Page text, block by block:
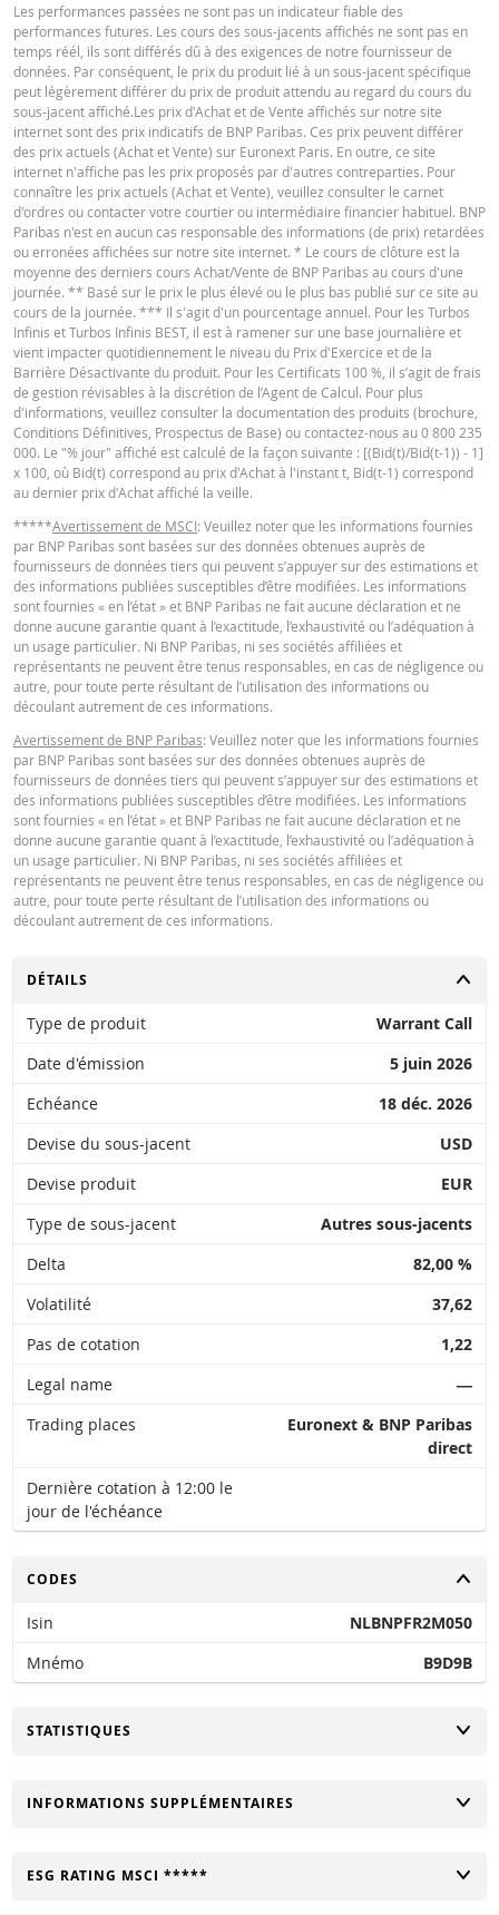
Français (France)
FINAL TERMS
Français (France)
CONDITIONS DÉFINITIVES RÉSUMÉ
Français (France)
KEY INFORMATION DOCUMENTS
Key Information Document (FR)
QUOTES
Latest Product Quotes CSV
Les performances passées ne sont pas un indicateur fiable des
performances futures. Les cours des sous-jacents affichés ne sont pas en
temps réél, ils sont différés dû à des exigences de notre fournisseur de
données. Par conséquent, le prix du produit lié à un sous-jacent spécifique
peut légèrement différer du prix de produit attendu au regard du cours du
sous-jacent affiché.Les prix d'Achat et de Vente affichés sur notre site
internet sont des prix indicatifs de BNP Paribas. Ces prix peuvent différer
des prix actuels (Achat et Vente) sur Euronext Paris. En outre, ce site
internet n'affiche pas les prix proposés par d'autres contreparties. Pour
connaître les prix actuels (Achat et Vente), veuillez consulter le carnet
d'ordres ou contacter votre courtier ou intermédiaire financier habituel. BNP
Paribas n'est en aucun cas responsable des informations (de prix) retardées
ou erronées affichées sur notre site internet. * Le cours de clôture est la
moyenne des derniers cours Achat/Vente de BNP Paribas au cours d'une
journée. ** Basé sur le prix le plus élevé ou le plus bas publié sur ce site au
cours de la journée. *** Il s'agit d'un pourcentage annuel. Pour les Turbos
Infinis et Turbos Infinis BEST, il est à ramener sur une base journalière et
vient impacter quotidiennement le niveau du Prix d'Exercice et de la
Barrière Désactivante du produit. Pour les Certificats 100 %, il s’agit de frais
de gestion révisables à la discrétion de l’Agent de Calcul. Pour plus
d'informations, veuillez consulter la documentation des produits (brochure,
Conditions Définitives, Prospectus de Base) ou contactez-nous au 0 800 235
000. Le "% jour" affiché est calculé de la façon suivante : [(Bid(t)/Bid(t-1)) - 1]
x 100, où Bid(t) correspond au prix d'Achat à l'instant t, Bid(t-1) correspond
au dernier prix d'Achat affiché la veille.
*****Avertissement de MSCI: Veuillez noter que les informations fournies
par BNP Paribas sont basées sur des données obtenues auprès de
fournisseurs de données tiers qui peuvent s’appuyer sur des estimations et
des informations publiées susceptibles d’être modifiées. Les informations
sont fournies « en l’état » et BNP Paribas ne fait aucune déclaration et ne
donne aucune garantie quant à l’exactitude, l’exhaustivité ou l’adéquation à
un usage particulier. Ni BNP Paribas, ni ses sociétés affiliées et
représentants ne peuvent être tenus responsables, en cas de négligence ou
autre, pour toute perte résultant de l’utilisation des informations ou
découlant autrement de ces informations.
Avertissement de BNP Paribas: Veuillez noter que les informations fournies
par BNP Paribas sont basées sur des données obtenues auprès de
fournisseurs de données tiers qui peuvent s’appuyer sur des estimations et
des informations publiées susceptibles d’être modifiées. Les informations
sont fournies « en l’état » et BNP Paribas ne fait aucune déclaration et ne
donne aucune garantie quant à l’exactitude, l’exhaustivité ou l’adéquation à
un usage particulier. Ni BNP Paribas, ni ses sociétés affiliées et
représentants ne peuvent être tenus responsables, en cas de négligence ou
autre, pour toute perte résultant de l’utilisation des informations ou
découlant autrement de ces informations.
CHANGER
DÉTAILS
Type de produit
Warrant Call
Date d'émission
5 juin 2026
Echéance
18 déc. 2026
Devise du sous-jacent
USD
Devise produit
EUR
Type de sous-jacent
Autres sous-jacents
Delta
82,00 %
Volatilité
37,62
Pas de cotation
1,22
Legal name
―
Trading places
Euronext & BNP Paribas
direct
Dernière cotation à 12:00 le
jour de l'échéance
CHANGER
CODES
Isin
NLBNPFR2M050
Mnémo
B9D9B
CHANGER
STATISTIQUES
CHANGER
INFORMATIONS SUPPLÉMENTAIRES
CHANGER
ESG RATING MSCI *****